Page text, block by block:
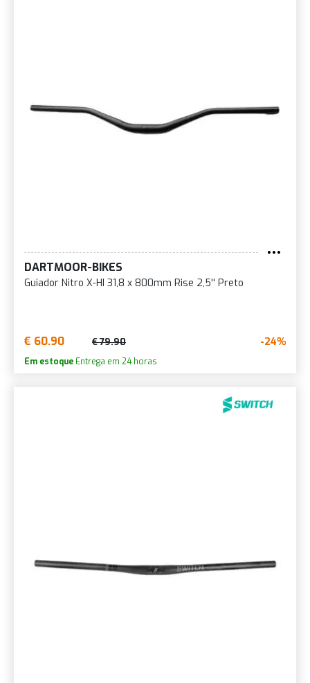
DARTMOOR-BIKES
Guiador Nitro X-HI 31,8 x 800mm Rise 2,5'' Preto
€ 60.90 € 79.90 -24%
Em estoque Entrega em 24 horas